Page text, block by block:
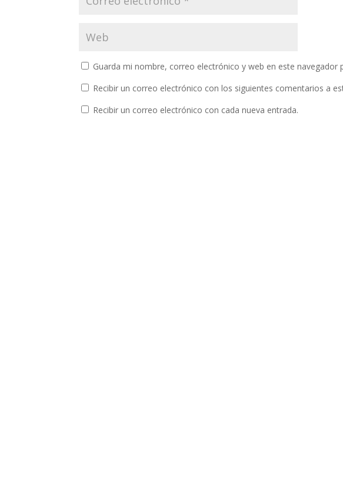
Guarda mi nombre, correo electrónico y web en este navegador
Recibir un correo electrónico con los siguientes comentarios a
Recibir un correo electrónico con cada nueva entrada.